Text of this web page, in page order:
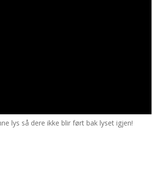
lys så dere ikke blir ført bak lyset igjen!